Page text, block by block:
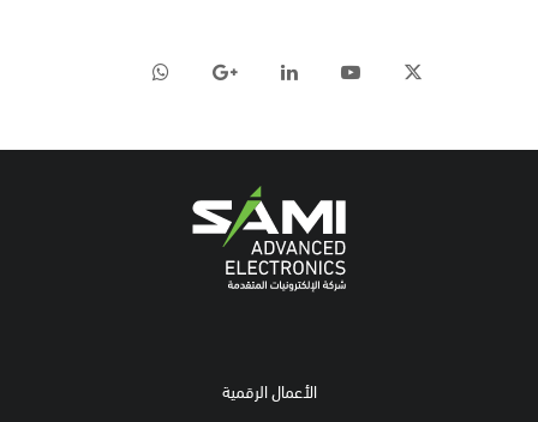
الأعمال الرقمية